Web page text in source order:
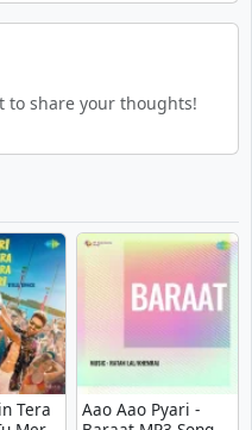
to share your thoughts!
Tera
Aao Aao Pyari -